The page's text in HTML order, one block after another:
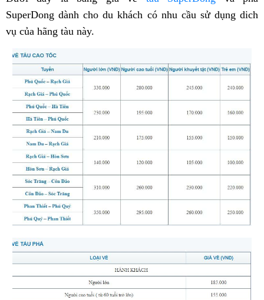
SuperDong dành cho du khách có nhu cầu sử dụng dich
vụ của hãng tàu này.